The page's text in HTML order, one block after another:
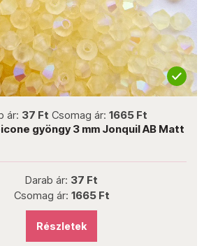
ár: 37 Ft Csomag ár: 1665 Ft
gyöngy 3 mm Jonquil AB Matt
Darab ár: 37 Ft
Csomag ár: 1665 Ft
Részletek